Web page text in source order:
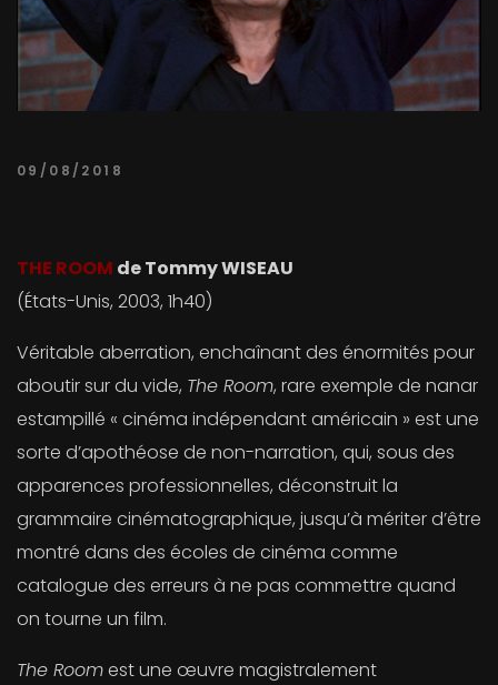
09/08/2018
THE ROOM de Tommy WISEAU
(États-Unis, 2003, 1h40)
Véritable aberration, enchaînant des énormités pour
aboutir sur du vide, The Room, rare exemple de nanar
estampillé « cinéma indépendant américain » est une
sorte d’apothéose de non-narration, qui, sous des
apparences professionnelles, déconstruit la
grammaire cinématographique, jusqu’à mériter d’être
montré dans des écoles de cinéma comme
catalogue des erreurs à ne pas commettre quand
on tourne un film.
The Roomest une œuvre magistralement